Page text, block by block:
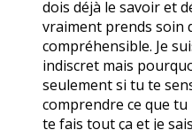
dois déjà le savoir et
vraiment prends soin
compréhensible. Je
indiscret mais
seulement si tu te
comprendre ce que
te fais tout ça et je